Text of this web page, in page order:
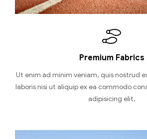
Premium Fabrics
Ut enim ad minim veniam, quis nostrud
laboris nisi ut aliquip ex ea commodo
adipisicing elit,